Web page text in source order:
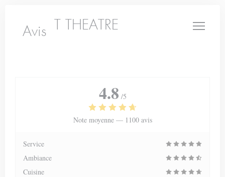
LE PETIT THEATRE
Avis
4.8 /5
Note moyenne — 1100 avis
Service
Ambiance
Cuisine